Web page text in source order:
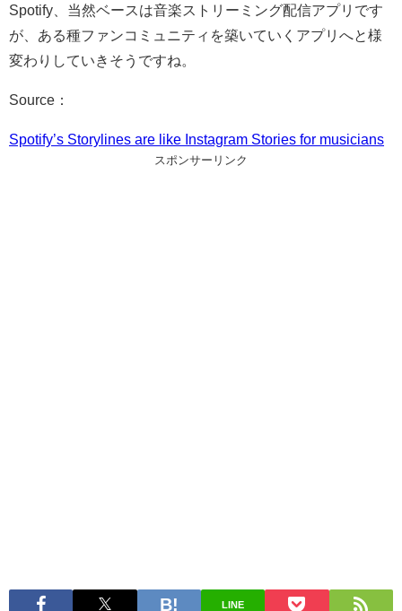
Spotify、当然ベースは音楽ストリーミング配信アプリです
が、ある種ファンコミュニティを築いていくアプリへと様
変わりしていきそうですね。
Source：
Spotify’s Storylines are like Instagram Stories for musicians
スポンサーリンク
LINE